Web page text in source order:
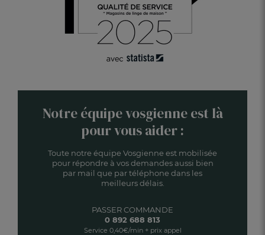
Notre équipe vosgienne est là
pour vous aider :
Toute notre équipe Vosgienne est mobilisée
pour répondre à vos demandes aussi bien
par mail que par téléphone dans les
meilleurs délais.
PASSER COMMANDE
0 892 688 813
Service 0,40€/min + prix appel